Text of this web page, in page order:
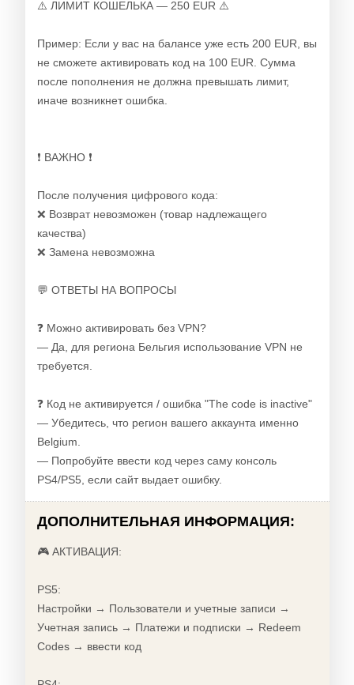
⚠️ ЛИМИТ КОШЕЛЬКА — 250 EUR ⚠️
Пример: Если у вас на балансе уже есть 200 EUR, вы
не сможете активировать код на 100 EUR. Сумма
после пополнения не должна превышать лимит,
иначе возникнет ошибка.
❗️ ВАЖНО ❗️
После получения цифрового кода:
❌ Возврат невозможен (товар надлежащего
качества)
❌ Замена невозможна
💬 ОТВЕТЫ НА ВОПРОСЫ
❓ Можно активировать без VPN?
— Да, для региона Бельгия использование VPN не
требуется.
❓ Код не активируется / ошибка "The code is inactive"
— Убедитесь, что регион вашего аккаунта именно
Belgium.
— Попробуйте ввести код через саму консоль
PS4/PS5, если сайт выдает ошибку.
ДОПОЛНИТЕЛЬНАЯ ИНФОРМАЦИЯ:
🎮 АКТИВАЦИЯ:
PS5:
Настройки → Пользователи и учетные записи →
Учетная запись → Платежи и подписки → Redeem
Codes → ввести код